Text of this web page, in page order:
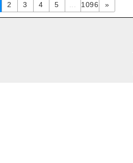
2 3 4 5 1096 »